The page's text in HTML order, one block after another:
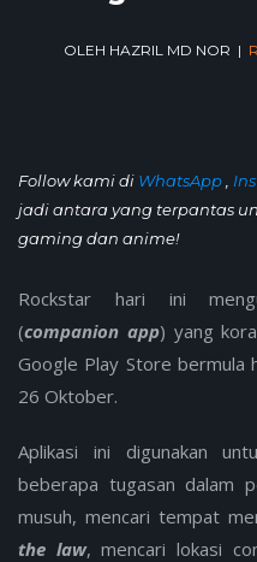
OLEH HAZRIL MD NOR |
Follow kami di WhatsApp
jadi antara yang terpantas
gaming dan anime!
Rockstar hari ini
(companion app) yang
Google Play Store bermula
26 Oktober.
Aplikasi ini digunakan
beberapa tugasan dalam
musuh, mencari tempat
the law, mencari lokasi